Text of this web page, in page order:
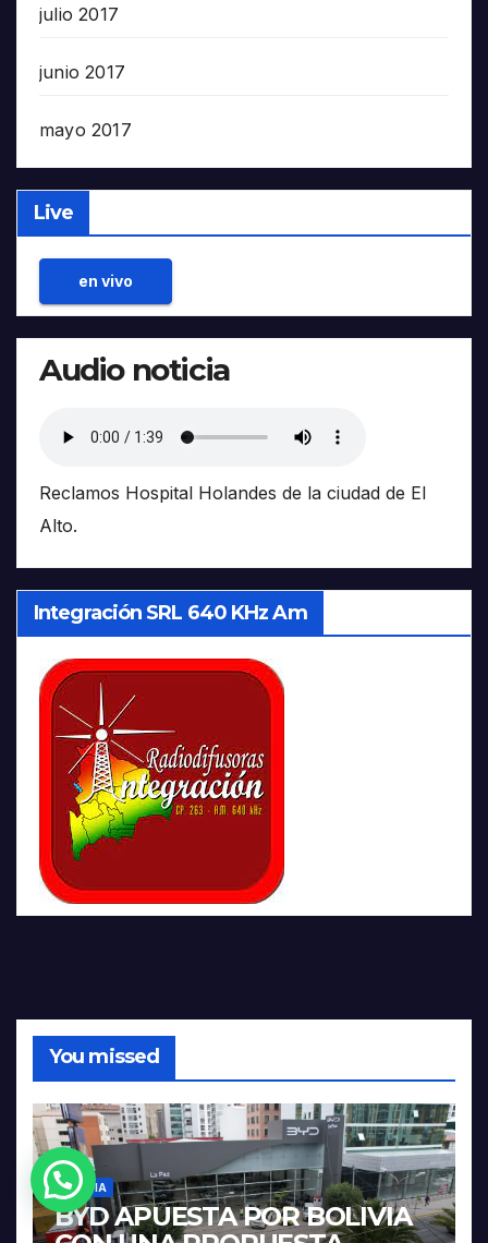
julio 2017
junio 2017
mayo 2017
Live
en vivo
Audio noticia
Reclamos Hospital Holandes de la ciudad de El
Alto.
Integración SRL 640 KHz Am
You missed
BOLIVIA
BYD APUESTA POR BOLIVIA
¿Necesitas Ayuda?